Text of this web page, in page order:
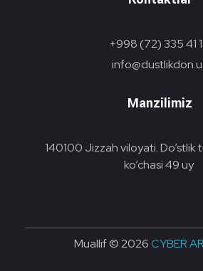
+998 (72) 335 41
Manzilimiz
140100 Jizzah viloyati. Do’stlik
ko’chasi 49 uy
Muallif © 2026CYBER